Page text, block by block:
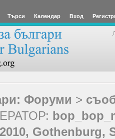
Търси Календар Вход
Форуми >
Gothenburg,